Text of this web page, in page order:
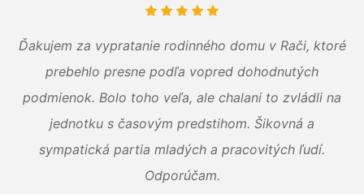
Ďakujem za vypratanie rodinného domu v Rači, ktoré
prebehlo presne podľa vopred dohodnutých
podmienok. Bolo toho veľa, ale chalani to zvládli na
jednotku s časovým predstihom. Šikovná a
sympatická partia mladých a pracovitých ľudí.
Odporúčam.